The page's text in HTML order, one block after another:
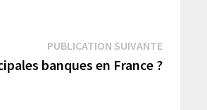
PUBLICATION SUIVANTE
banques en France ?